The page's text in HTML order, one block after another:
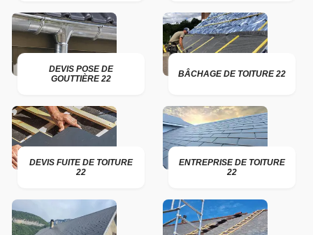
DEVIS POSE DE
GOUTTIÈRE 22
BÂCHAGE DE TOITURE 22
DEVIS FUITE DE TOITURE
22
ENTREPRISE DE TOITURE
22